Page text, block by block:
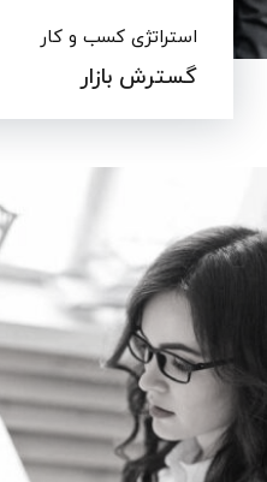
استراتژی کسب و کار
گسترش بازار